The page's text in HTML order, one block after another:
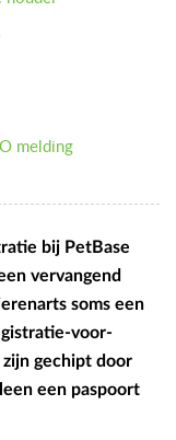
melding
bij PetBase
vervangend
soms een
voor-
gechipt door
een paspoort